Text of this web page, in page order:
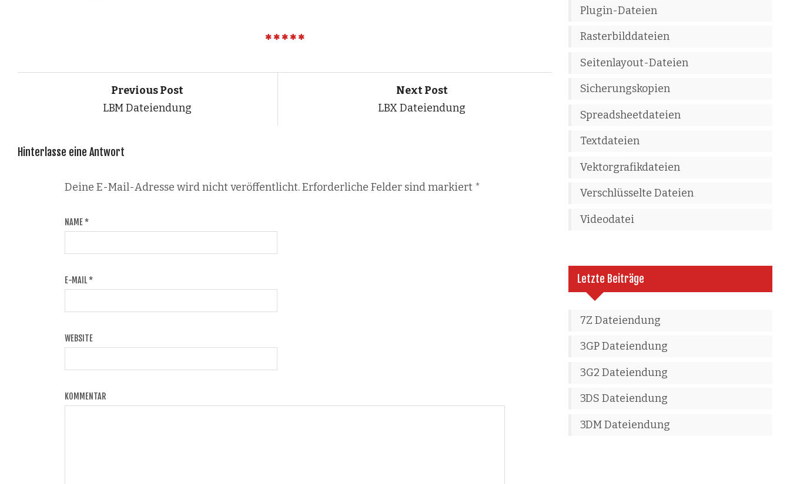
Previous Post
LBM Dateiendung
Next Post
LBX Dateiendung
Hinterlasse eine Antwort
Deine E-Mail-Adresse wird nicht veröffentlicht. Erforderliche Felder sind markiert *
NAME*
E-MAIL*
WEBSITE
KOMMENTAR
Plugin-Dateien
Rasterbilddateien
Seitenlayout-Dateien
Sicherungskopien
Spreadsheetdateien
Textdateien
Vektorgrafikdateien
Verschlüsselte Dateien
Videodatei
Letzte Beiträge
7Z Dateiendung
3GP Dateiendung
3G2 Dateiendung
3DS Dateiendung
3DM Dateiendung